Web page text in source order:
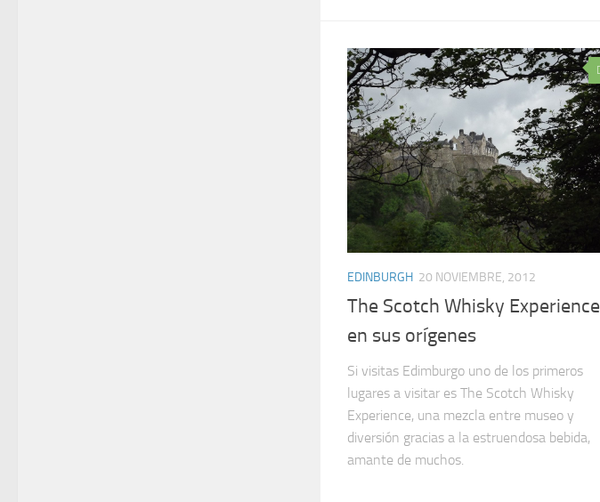
EDINBURGH 20 NOVIEMBRE, 2012
The Scotch Whisky Experience
en sus orígenes
Si visitas Edimburgo uno de los primeros
lugares a visitar es The Scotch Whisky
Experience, una mezcla entre museo y
diversión gracias a la estruendosa bebida,
amante de muchos.